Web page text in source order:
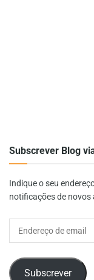
Subscrever Blog
Indique o seu
notificações de novos
Subscrever